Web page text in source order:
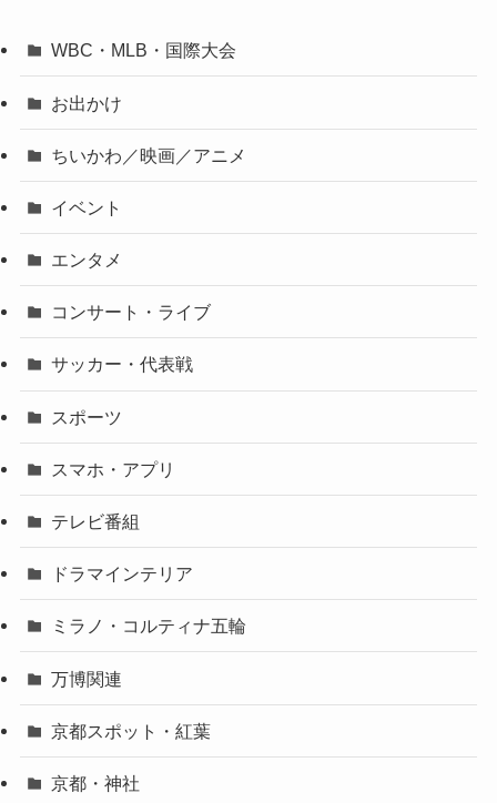
WBC・MLB・国際大会
お出かけ
ちいかわ／映画／アニメ
イベント
エンタメ
コンサート・ライブ
サッカー・代表戦
スポーツ
スマホ・アプリ
テレビ番組
ドラマインテリア
ミラノ・コルティナ五輪
万博関連
京都スポット・紅葉
京都・神社